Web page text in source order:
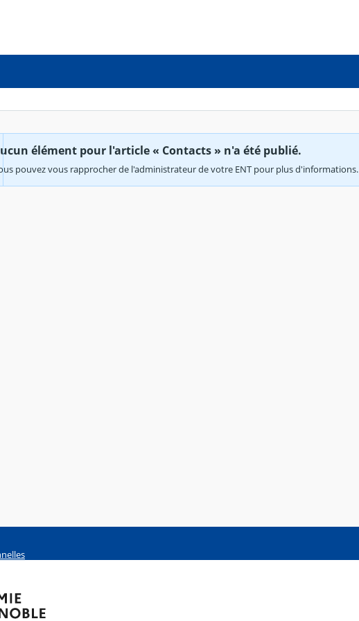
élément pour l'article « Contacts » n'a été publié.
pouvez vous rapprocher de l'administrateur de votre ENT pour plus d'informations.